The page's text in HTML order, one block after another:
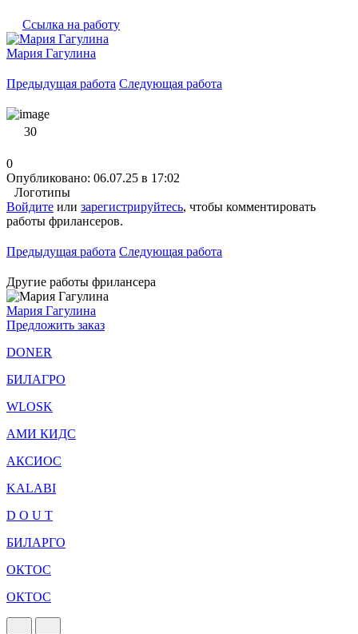
Ссылка на работу
Мария Гагулина
Предыдущая работа Следующая работа
30
0
Опубликовано: 06.07.25 в 17:02
Логотипы
Войдите или зарегистрируйтесь, чтобы комментировать
работы фрилансеров.
Предыдущая работа Следующая работа
Другие работы фрилансера
Мария Гагулина
Предложить заказ
DONER
БИЛАГРО
WLOSK
АМИ КИДС
АКСИОС
KALABI
D O U T
БИЛАРГО
ОКТОС
ОКТОС